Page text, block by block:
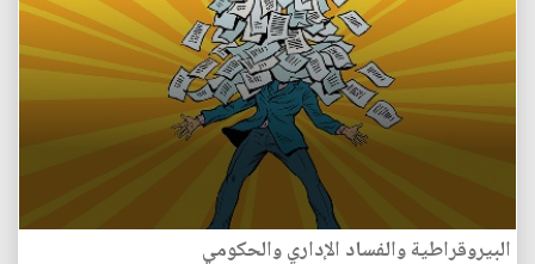
البيروقراطية والفساد الإداري والحكومي